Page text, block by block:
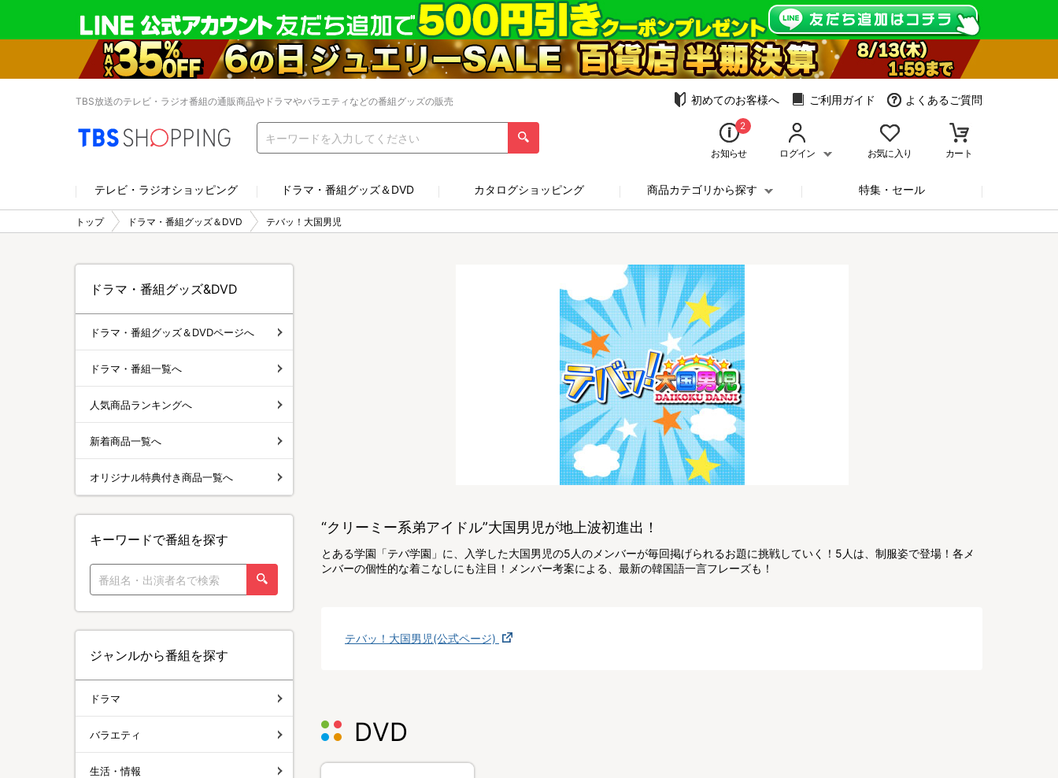
TBS放送のテレビ・ラジオ番組の通販商品やドラマやバラエティなどの番組グッズの販売 初めてのお客様へ ご利用ガイド よくあるご質問
2
お知らせ ログイン お気に入り カート
テレビ・ラジオショッピング ドラマ・番組グッズ＆DVD カタログショッピング 商品カテゴリから探す 特集・セール
トップ ドラマ・番組グッズ＆DVD テバッ！大国男児
“クリーミー系弟アイドル”大国男児が地上波初進出！
とある学園「テバ学園」に、入学した大国男児の5人のメンバーが毎回掲げられるお題に挑戦していく！5人は、制服姿で登場！各メ
ンバーの個性的な着こなしにも注目！メンバー考案による、最新の韓国語一言フレーズも！
テバッ！大国男児(公式ページ)
DVD
ドラマ・番組グッズ&DVD
ドラマ・番組グッズ＆DVDページへ
ドラマ・番組一覧へ
人気商品ランキングへ
新着商品一覧へ
オリジナル特典付き商品一覧へ
キーワードで番組を探す
ジャンルから番組を探す
ドラマ
バラエティ
生活・情報